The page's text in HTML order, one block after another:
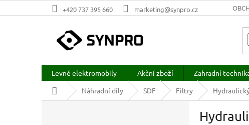
na
+420 737 395 660 marketing@synpro.cz
Levné elektromobily Akční zboží Zahradní
Domů
Náhradní díly SDF Filtry